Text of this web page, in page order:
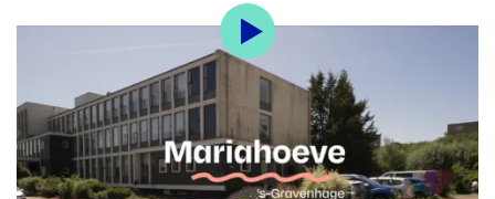
Hoe ziet de locatie eruit?
Onze locatie ligt in wijk Mariahoeve. Dit is in het
noorden van Den Haag, vlak bij Leidschendam en
Voorburg. Op tien minuten loopafstand ligt een